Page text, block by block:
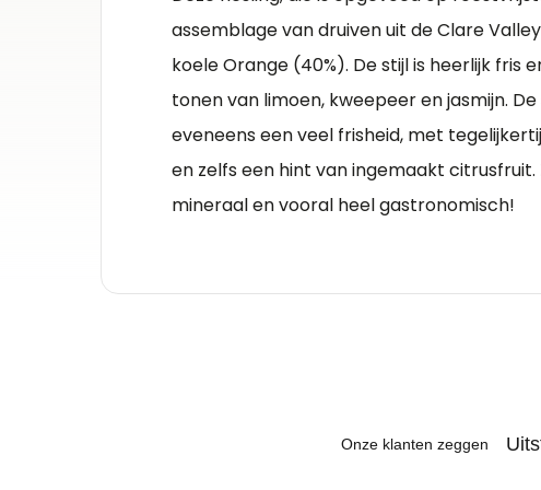
assemblage van druiven uit de Clare
koele Orange (40%). De stijl is heerlijk fris
tonen van limoen, kweepeer en jasmijn.
eveneens een veel frisheid, met
en zelfs een hint van ingemaakt
mineraal en vooral heel gastronomisch!